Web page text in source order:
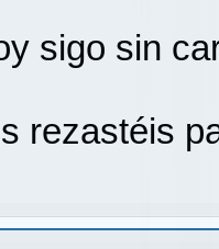
sigo sin
rezastéis